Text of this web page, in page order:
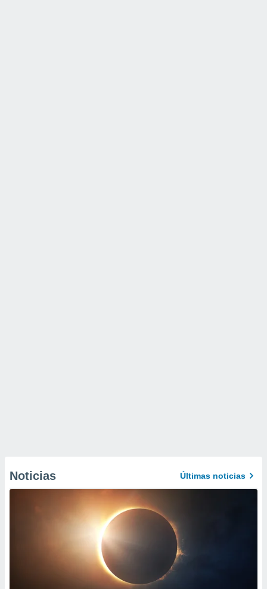
Noticias Últimas noticias